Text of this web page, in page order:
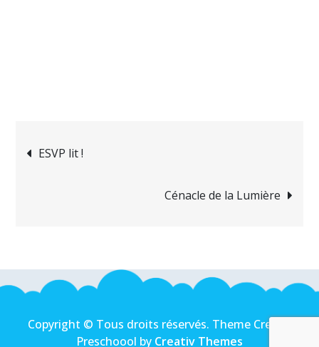
Navigation
ESVP lit !
Cénacle de la Lumière
Copyright © Tous droits réservés. Theme Creativ
Preschoool by Creativ Themes